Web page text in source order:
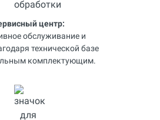
центр:
обслуживание и
технической базе
комплектующим.